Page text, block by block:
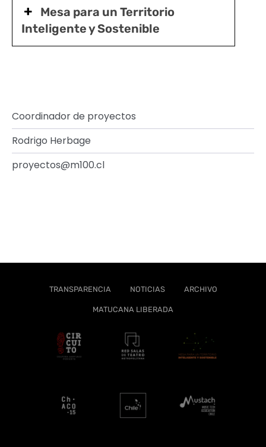
Mesa para un Territorio
Inteligente y Sostenible
Coordinador de proyectos
Rodrigo Herbage
proyectos@m100.cl
TRANSPARENCIA NOTICIAS ARCHIVO
MATUCANA LIBERADA